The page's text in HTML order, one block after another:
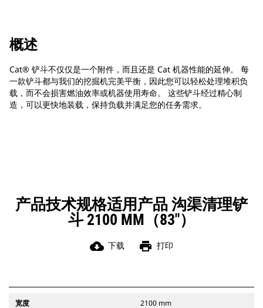
概述
Cat® 铲斗不仅仅是一个附件，而且还是 Cat 机器性能的延伸。 每
一款铲斗都与我们的挖掘机完美平衡，因此您可以轻松处理堆积负
载，而不会损害燃油效率或机器使用寿命。 这些铲斗经过精心制
造，可以更快地装载，保持负载并满足您的任务需求。
产品技术规格适用产品 沟渠清理铲
斗 2100 MM（83"）
cloud_download 下载 print 打印
宽度 2100 mm